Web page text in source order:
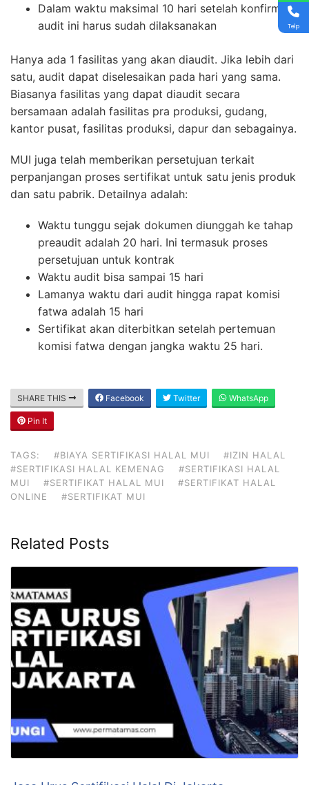
Dalam waktu maksimal 10 hari setelah konfirmasi,
audit ini harus sudah dilaksanakan
Hanya ada 1 fasilitas yang akan diaudit. Jika lebih dari
satu, audit dapat diselesaikan pada hari yang sama.
Biasanya fasilitas yang dapat diaudit secara
bersamaan adalah fasilitas pra produksi, gudang,
kantor pusat, fasilitas produksi, dapur dan sebagainya.
MUI juga telah memberikan persetujuan terkait
perpanjangan proses sertifikat untuk satu jenis produk
dan satu pabrik. Detailnya adalah:
Waktu tunggu sejak dokumen diunggah ke tahap
preaudit adalah 20 hari. Ini termasuk proses
persetujuan untuk kontrak
Waktu audit bisa sampai 15 hari
Lamanya waktu dari audit hingga rapat komisi
fatwa adalah 15 hari
Sertifikat akan diterbitkan setelah pertemuan
komisi fatwa dengan jangka waktu 25 hari.
SHARE THIS Facebook Twitter WhatsApp
Pin It
TAGS: #BIAYA SERTIFIKASI HALAL MUI
#IZIN HALAL
#SERTIFIKASI HALAL KEMENAG
#SERTIFIKASI HALAL
MUI
#SERTIFIKAT HALAL MUI
#SERTIFIKAT HALAL
ONLINE
#SERTIFIKAT MUI
Related Posts
Telp